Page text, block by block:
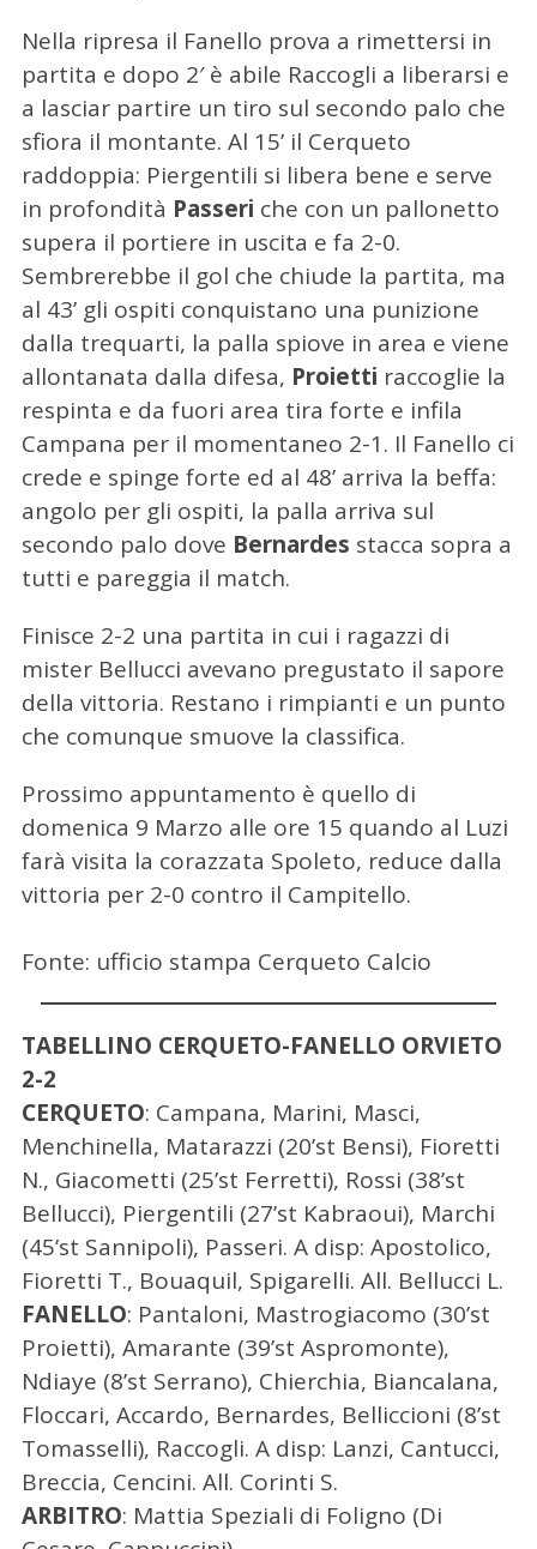
Nella ripresa il Fanello prova a rimettersi in
partita e dopo 2′ è abile Raccogli a liberarsi e
a lasciar partire un tiro sul secondo palo che
sfiora il montante. Al 15’ il Cerqueto
raddoppia: Piergentili si libera bene e serve
in profondità Passeri che con un pallonetto
supera il portiere in uscita e fa 2-0.
Sembrerebbe il gol che chiude la partita, ma
al 43’ gli ospiti conquistano una punizione
dalla trequarti, la palla spiove in area e viene
allontanata dalla difesa, Proietti raccoglie la
respinta e da fuori area tira forte e infila
Campana per il momentaneo 2-1. Il Fanello ci
crede e spinge forte ed al 48’ arriva la beffa:
angolo per gli ospiti, la palla arriva sul
secondo palo dove Bernardes stacca sopra a
tutti e pareggia il match.
Finisce 2-2 una partita in cui i ragazzi di
mister Bellucci avevano pregustato il sapore
della vittoria. Restano i rimpianti e un punto
che comunque smuove la classifica.
Prossimo appuntamento è quello di
domenica 9 Marzo alle ore 15 quando al Luzi
farà visita la corazzata Spoleto, reduce dalla
vittoria per 2-0 contro il Campitello.
Fonte: ufficio stampa Cerqueto Calcio
TABELLINO CERQUETO-FANELLO ORVIETO
2-2
CERQUETO: Campana, Marini, Masci,
Menchinella, Matarazzi (20’st Bensi), Fioretti
N., Giacometti (25’st Ferretti), Rossi (38’st
Bellucci), Piergentili (27’st Kabraoui), Marchi
(45’st Sannipoli), Passeri. A disp: Apostolico,
Fioretti T., Bouaquil, Spigarelli. All. Bellucci L.
FANELLO: Pantaloni, Mastrogiacomo (30’st
Proietti), Amarante (39’st Aspromonte),
Ndiaye (8’st Serrano), Chierchia, Biancalana,
Floccari, Accardo, Bernardes, Belliccioni (8’st
Tomasselli), Raccogli. A disp: Lanzi, Cantucci,
Breccia, Cencini. All. Corinti S.
ARBITRO: Mattia Speziali di Foligno (Di
e
r
c
a
p
e
r